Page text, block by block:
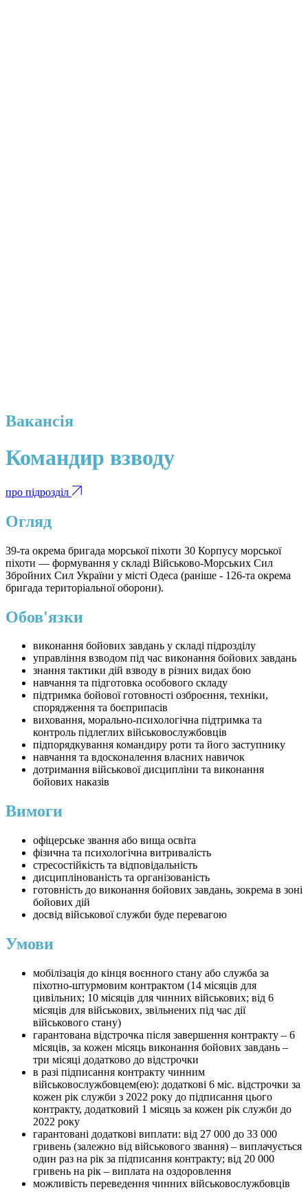
Вакансія
Командир взводу
про підрозділ
Огляд
39-та окрема бригада морської піхоти 30 Корпусу морської
піхоти — формування у складі Військово-Морських Сил
Збройних Сил України у місті Одеса (раніше - 126-та окрема
бригада територіальної оборони).
Обов'язки
виконання бойових завдань у складі підрозділу
управління взводом під час виконання бойових завдань
знання тактики дій взводу в різних видах бою
навчання та підготовка особового складу
підтримка бойової готовності озброєння, техніки,
спорядження та боєприпасів
виховання, морально-психологічна підтримка та
контроль підлеглих військовослужбовців
підпорядкування командиру роти та його заступнику
навчання та вдосконалення власних навичок
дотримання військової дисципліни та виконання
бойових наказів
Вимоги
офіцерське звання або вища освіта
фізична та психологічна витривалість
стресостійкість та відповідальність
дисциплінованість та організованість
готовність до виконання бойових завдань, зокрема в зоні
бойових дій
досвід військової служби буде перевагою
Умови
мобілізація до кінця воєнного стану або служба за
піхотно-штурмовим контрактом (14 місяців для
цивільних; 10 місяців для чинних військових; від 6
місяців для військових, звільнених під час дії
військового стану)
гарантована відстрочка після завершення контракту – 6
місяців, за кожен місяць виконання бойових завдань –
три місяці додатково до відстрочки
в разі підписання контракту чинним
військовослужбовцем(ею): додаткові 6 міс. відстрочки за
кожен рік служби з 2022 року до підписання цього
контракту, додатковий 1 місяць за кожен рік служби до
2022 року
гарантовані додаткові виплати: від 27 000 до 33 000
гривень (залежно від військового звання) – виплачується
один раз на рік за підписання контракту; від 20 000
гривень на рік – виплата на оздоровлення
можливість переведення чинних військовослужбовців